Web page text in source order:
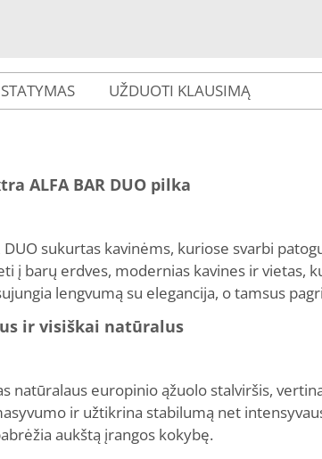
UŽDUOTI KLAUSIMĄ
ALFA BAR DUO pilka
sukurtas kavinėms, kuriose svarbi
į barų erdves, modernias kavines ir vietas,
lengvumą su elegancija, o tamsus
ir visiškai natūralus
natūralaus europinio ąžuolo stalviršis,
ir užtikrina stabilumą net
aukštą įrangos kokybę.